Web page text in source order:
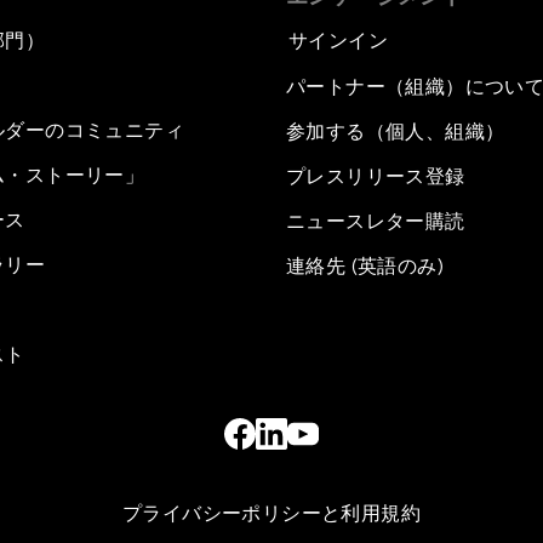
）
ーのコミュニティ
ストーリー」
リー
サインイン
パートナー（組織）につい
参加する（個人、組織）
プレスリリース登録
ニュースレター購読
連絡先 (英語のみ)
プライバシーポリシーと利用規約